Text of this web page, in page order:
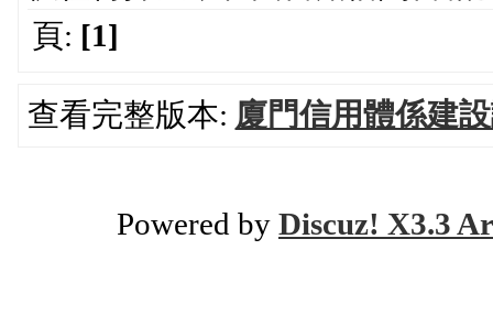
頁: [1]
查看完整版本: 廈門信用體係建
Powered by Discuz! X3.3